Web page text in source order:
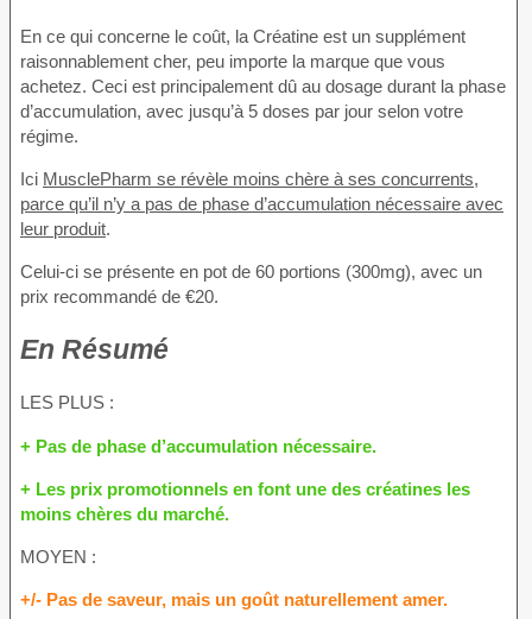
En ce qui concerne le coût, la Créatine est un supplément
raisonnablement cher, peu importe la marque que vous
achetez. Ceci est principalement dû au dosage durant la phase
d’accumulation, avec jusqu’à 5 doses par jour selon votre
régime.
Ici MusclePharm se révèle moins chère à ses concurrents,
parce qu’il n’y a pas de phase d’accumulation nécessaire avec
leur produit.
Celui-ci se présente en pot de 60 portions (300mg), avec un
prix recommandé de €20.
En Résumé
LES PLUS :
+ Pas de phase d’accumulation nécessaire.
+ Les prix promotionnels en font une des créatines les
moins chères du marché.
MOYEN :
+/- Pas de saveur, mais un goût naturellement amer.